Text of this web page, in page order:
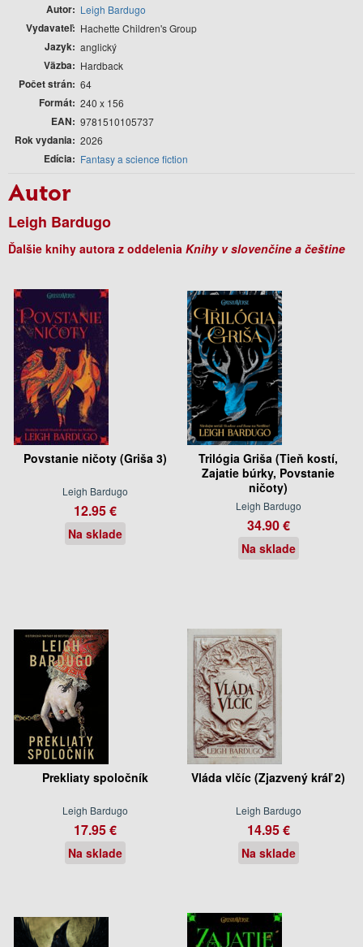
Autor Leigh Bardugo
Vydavateľ Hachette Children's Group
Jazyk anglický
Väzba Hardback
Počet strán 64
Formát 240 x 156
EAN 9781510105737
Rok vydania 2026
Edícia Fantasy a science fiction
Autor
Leigh Bardugo
Ďalšie knihy autora z oddelenia Knihy v slovenčine a češtine
Povstanie ničoty (Griša 3)
Leigh Bardugo
12.95 €
Na sklade
Trilógia Griša (Tieň kostí,
Zajatie búrky, Povstanie
ničoty)
Leigh Bardugo
34.90 €
Na sklade
Prekliaty spoločník
Leigh Bardugo
17.95 €
Na sklade
Vláda vlčíc (Zjazvený kráľ 2)
Leigh Bardugo
14.95 €
Na sklade